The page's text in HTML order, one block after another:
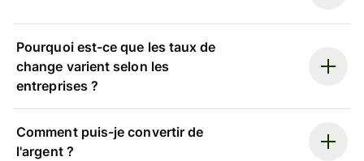
Pourquoi est-ce que les taux de
change varient selon les
entreprises ?
Comment puis-je convertir de
l'argent ?